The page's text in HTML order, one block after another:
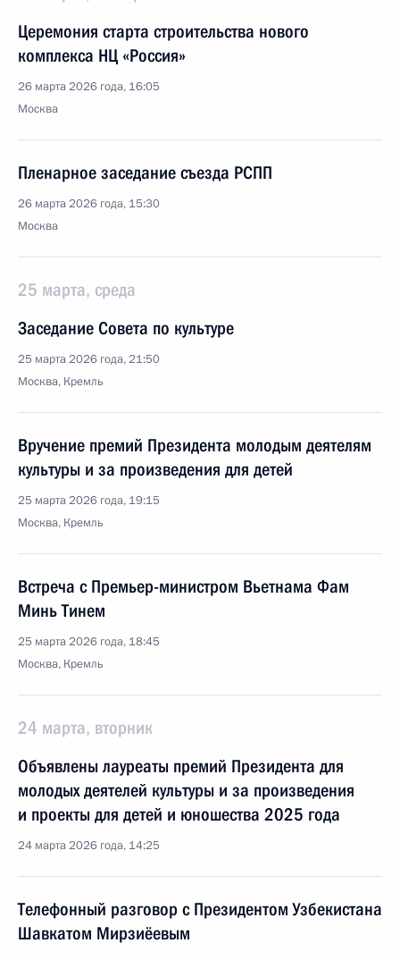
Церемония старта строительства нового
комплекса НЦ «Россия»
26 марта 2026 года, 16:05
Москва
Пленарное заседание съезда РСПП
26 марта 2026 года, 15:30
Москва
25 марта, среда
Заседание Совета по культуре
25 марта 2026 года, 21:50
Москва, Кремль
Вручение премий Президента молодым деятелям
культуры и за произведения для детей
25 марта 2026 года, 19:15
Москва, Кремль
Встреча с Премьер-министром Вьетнама Фам
Минь Тинем
25 марта 2026 года, 18:45
Москва, Кремль
24 марта, вторник
Объявлены лауреаты премий Президента для
молодых деятелей культуры и за произведения
и проекты для детей и юношества 2025 года
24 марта 2026 года, 14:25
Телефонный разговор с Президентом Узбекистана
Шавкатом Мирзиёевым